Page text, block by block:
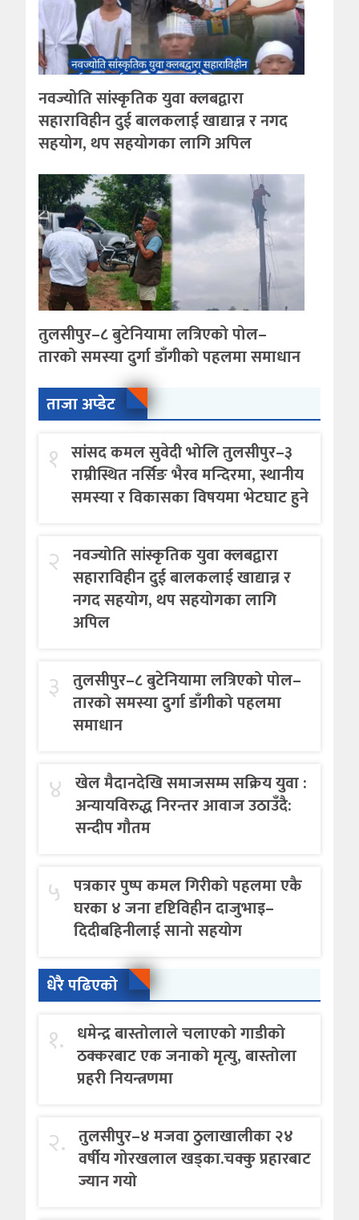
नवज्योति सांस्कृतिक युवा क्लबद्वारा
सहाराविहीन दुई बालकलाई खाद्यान्न र नगद
सहयोग, थप सहयोगका लागि अपिल
तुलसीपुर–८ बुटेनियामा लत्रिएको पोल–
तारको समस्या दुर्गा डाँगीको पहलमा समाधान
ताजा अप्डेट
१ सांसद कमल सुवेदी भोलि तुलसीपुर–३
राम्रीस्थित नर्सिङ भैरव मन्दिरमा, स्थानीय
समस्या र विकासका विषयमा भेटघाट हुने
२ नवज्योति सांस्कृतिक युवा क्लबद्वारा
सहाराविहीन दुई बालकलाई खाद्यान्न र
नगद सहयोग, थप सहयोगका लागि
अपिल
३ तुलसीपुर–८ बुटेनियामा लत्रिएको पोल–
तारको समस्या दुर्गा डाँगीको पहलमा
समाधान
४ खेल मैदानदेखि समाजसम्म सक्रिय युवा :
अन्यायविरुद्ध निरन्तर आवाज उठाउँदै:
सन्दीप गौतम
५ पत्रकार पुष्प कमल गिरीको पहलमा एकै
घरका ४ जना दृष्टिविहीन दाजुभाइ–
दिदीबहिनीलाई सानो सहयोग
धेरै पढिएको
१. धमेन्द्र बास्तोलाले चलाएको गाडीको
ठक्करबाट एक जनाको मृत्यु, बास्तोला
प्रहरी नियन्त्रणमा
२. तुलसीपुर–४ मजवा ठुलाखालीका २४
वर्षीय गोरखलाल खड्का.चक्कु प्रहारबाट
ज्यान गयो